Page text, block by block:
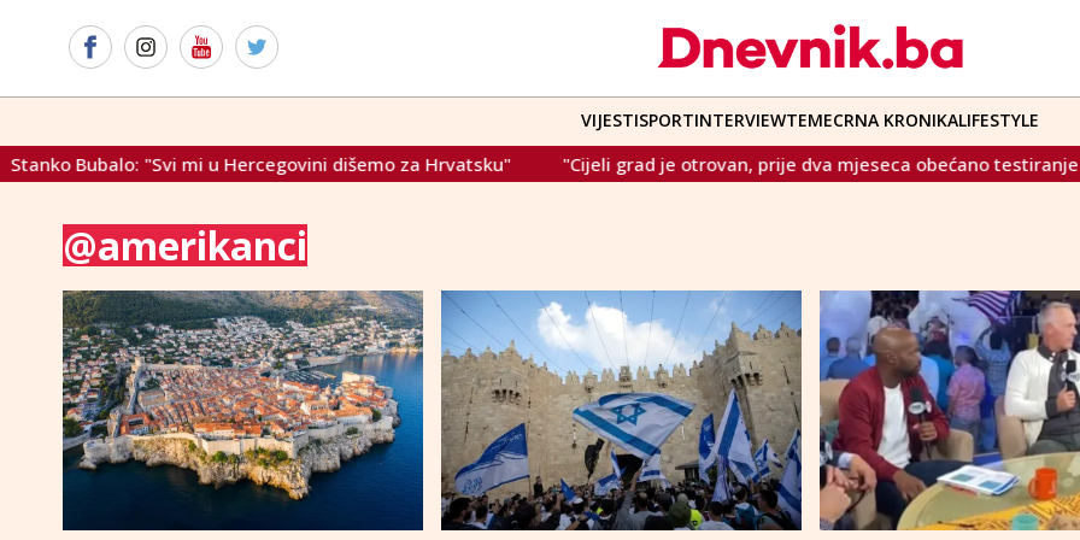
VIJESTISPORTINTERVIEWTEMECRNA KRONIKALIFESTYLE
"Svi mi u Hercegovini dišemo za Hrvatsku" "Cijeli grad je otrovan, prije dva mjeseca obećano testiranje djece na
@amerikanci